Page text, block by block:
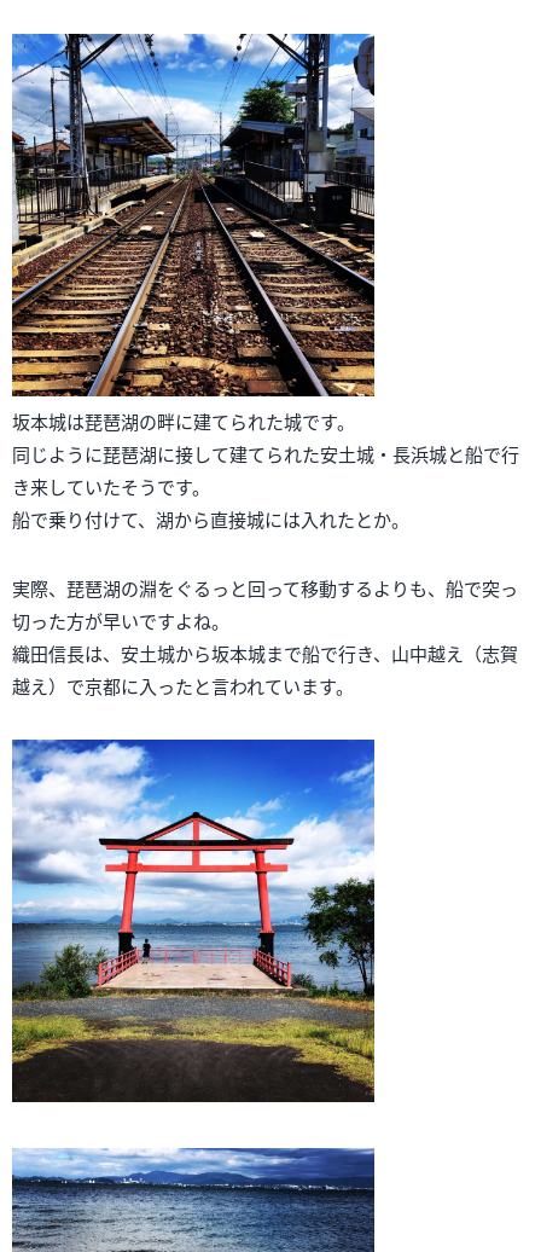
坂本城は琵琶湖の畔に建てられた城です。
同じように琵琶湖に接して建てられた安土城・長浜城と船で行
き来していたそうです。
船で乗り付けて、湖から直接城には入れたとか。
実際、琵琶湖の淵をぐるっと回って移動するよりも、船で突っ
切った方が早いですよね。
織田信長は、安土城から坂本城まで船で行き、山中越え（志賀
越え）で京都に入ったと言われています。